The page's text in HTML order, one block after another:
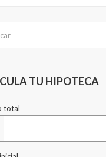
TU HIPOTECA
total